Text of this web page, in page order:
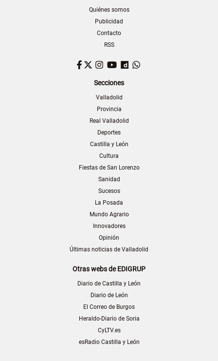
Quiénes somos
Publicidad
Contacto
RSS
Facebook
TwitterInstagram
YouTubeDailymotion
Secciones
Valladolid
Provincia
Real Valladolid
Deportes
Castilla y León
Cultura
Fiestas de San Lorenzo
Sanidad
Sucesos
La Posada
Mundo Agrario
Innovadores
Opinión
Últimas noticias de Valladolid
Otras webs de EDIGRUP
Diario de Castilla y León
Diario de León
El Correo de Burgos
Heraldo-Diario de Soria
CyLTV.es
esRadio Castilla y León